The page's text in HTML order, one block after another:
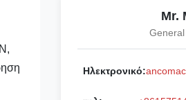
Mr.
Ηλεκτρονικό: